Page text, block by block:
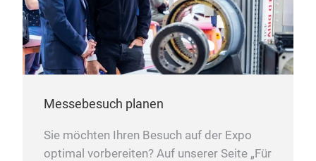
Messebesuch planen
Sie möchten Ihren Besuch auf der Expo
optimal vorbereiten? Auf unserer Seite „Für